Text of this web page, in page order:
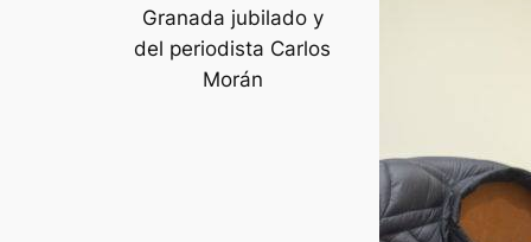
Granada jubilado y
del periodista Carlos
Morán